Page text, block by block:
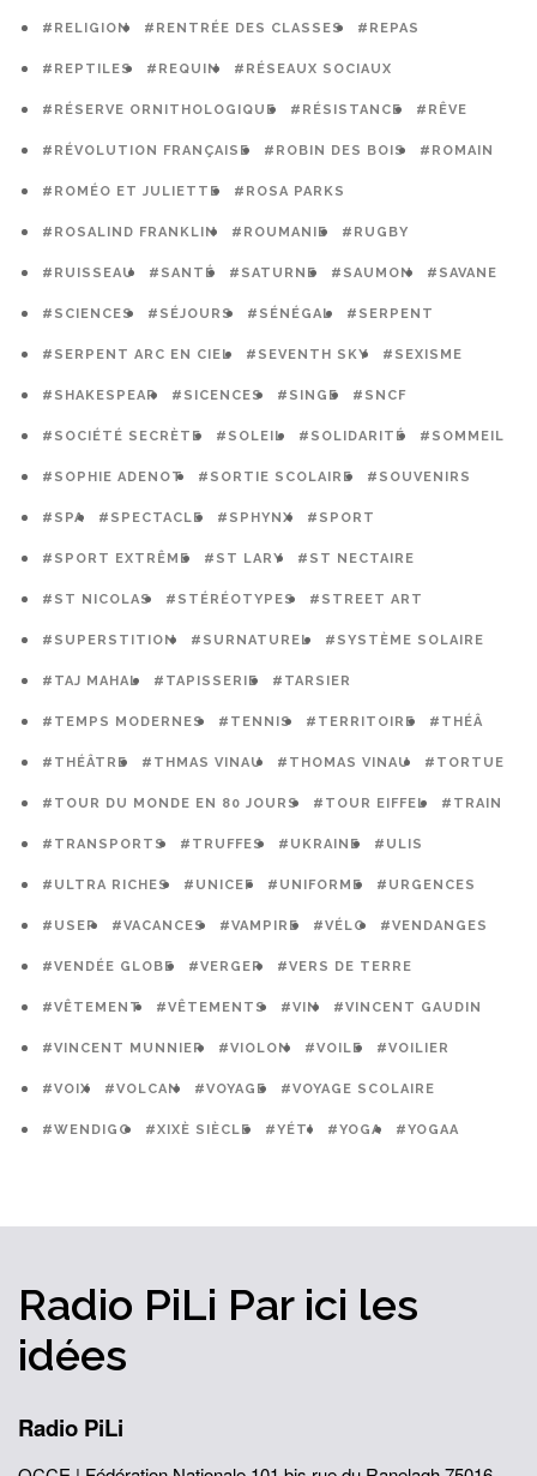
#RELIGION #RENTRÉE DES CLASSES #REPAS
#REPTILES #REQUIN #RÉSEAUX SOCIAUX
#RÉSERVE ORNITHOLOGIQUE #RÉSISTANCE #RÊVE
#RÉVOLUTION FRANÇAISE #ROBIN DES BOIS #ROMAIN
#ROMÉO ET JULIETTE #ROSA PARKS
#ROSALIND FRANKLIN #ROUMANIE #RUGBY
#RUISSEAU #SANTÉ #SATURNE #SAUMON #SAVANE
#SCIENCES #SÉJOURS #SÉNÉGAL #SERPENT
#SERPENT ARC EN CIEL #SEVENTH SKY #SEXISME
#SHAKESPEAR #SICENCES #SINGE #SNCF
#SOCIÉTÉ SECRÈTE #SOLEIL #SOLIDARITÉ #SOMMEIL
#SOPHIE ADENOT #SORTIE SCOLAIRE #SOUVENIRS
#SPA #SPECTACLE #SPHYNX #SPORT
#SPORT EXTRÊME #ST LARY #ST NECTAIRE
#ST NICOLAS #STÉRÉOTYPES #STREET ART
#SUPERSTITION #SURNATUREL #SYSTÈME SOLAIRE
#TAJ MAHAL #TAPISSERIE #TARSIER
#TEMPS MODERNES #TENNIS #TERRITOIRE #THÉÂ
#THÉÂTRE #THMAS VINAU #THOMAS VINAU #TORTUE
#TOUR DU MONDE EN 80 JOURS #TOUR EIFFEL #TRAIN
#TRANSPORTS #TRUFFES #UKRAINE #ULIS
#ULTRA RICHES #UNICEF #UNIFORME #URGENCES
#USEP #VACANCES #VAMPIRE #VÉLO #VENDANGES
#VENDÉE GLOBE #VERGER #VERS DE TERRE
#VÊTEMENT #VÊTEMENTS #VIN #VINCENT GAUDIN
#VINCENT MUNNIER #VIOLON #VOILE #VOILIER
#VOIX #VOLCAN #VOYAGE #VOYAGE SCOLAIRE
#WENDIGO #XIXÈ SIÈCLE #YÉTI #YOGA #YOGAA
Radio PiLi Par ici les
idées
Radio PiLi